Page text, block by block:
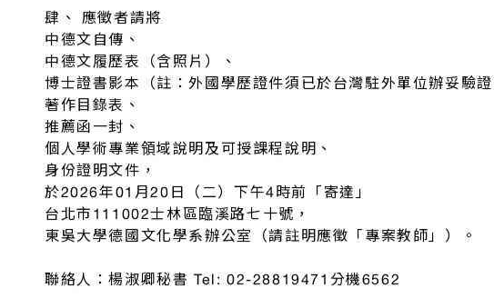
肆、 應徵者請將
中德文自傳、
中德文履歷表（含照片）、
博士證書影本（註：外國學歷證件須已於台灣駐外單位辦妥驗
著作目錄表、
推薦函一封、
個人學術專業領域說明及可授課程說明、
身份證明文件，
於2026年01月20日（二）下午4時前「寄達」
台北市111002士林區臨溪路七十號，
東吳大學德國文化學系辦公室（請註明應徵「專案教師」）。
聯絡人：楊淑卿秘書 Tel: 02-28819471分機6562